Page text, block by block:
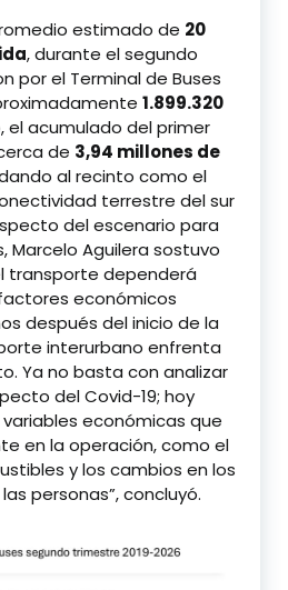
estimado de 20
, durante el segundo
por el Terminal de Buses
1.899.320
el acumulado del primer
de 3,94 millones de
al recinto como el
terrestre del sur
del escenario para
Marcelo Aguilera sostuvo
transporte dependerá
económicos
después del inicio de la
interurbano enfrenta
Ya no basta con analizar
del Covid-19; hoy
económicas que
en la operación, como el
y los cambios en los
personas”, concluyó.